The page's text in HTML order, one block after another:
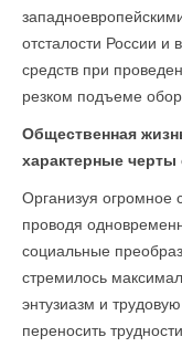
отсталости России и
средств при
резком подъеме
Общественная
характерные
Организуя огромное
проводя
социальные
стремилось
энтузиазм и
переносить